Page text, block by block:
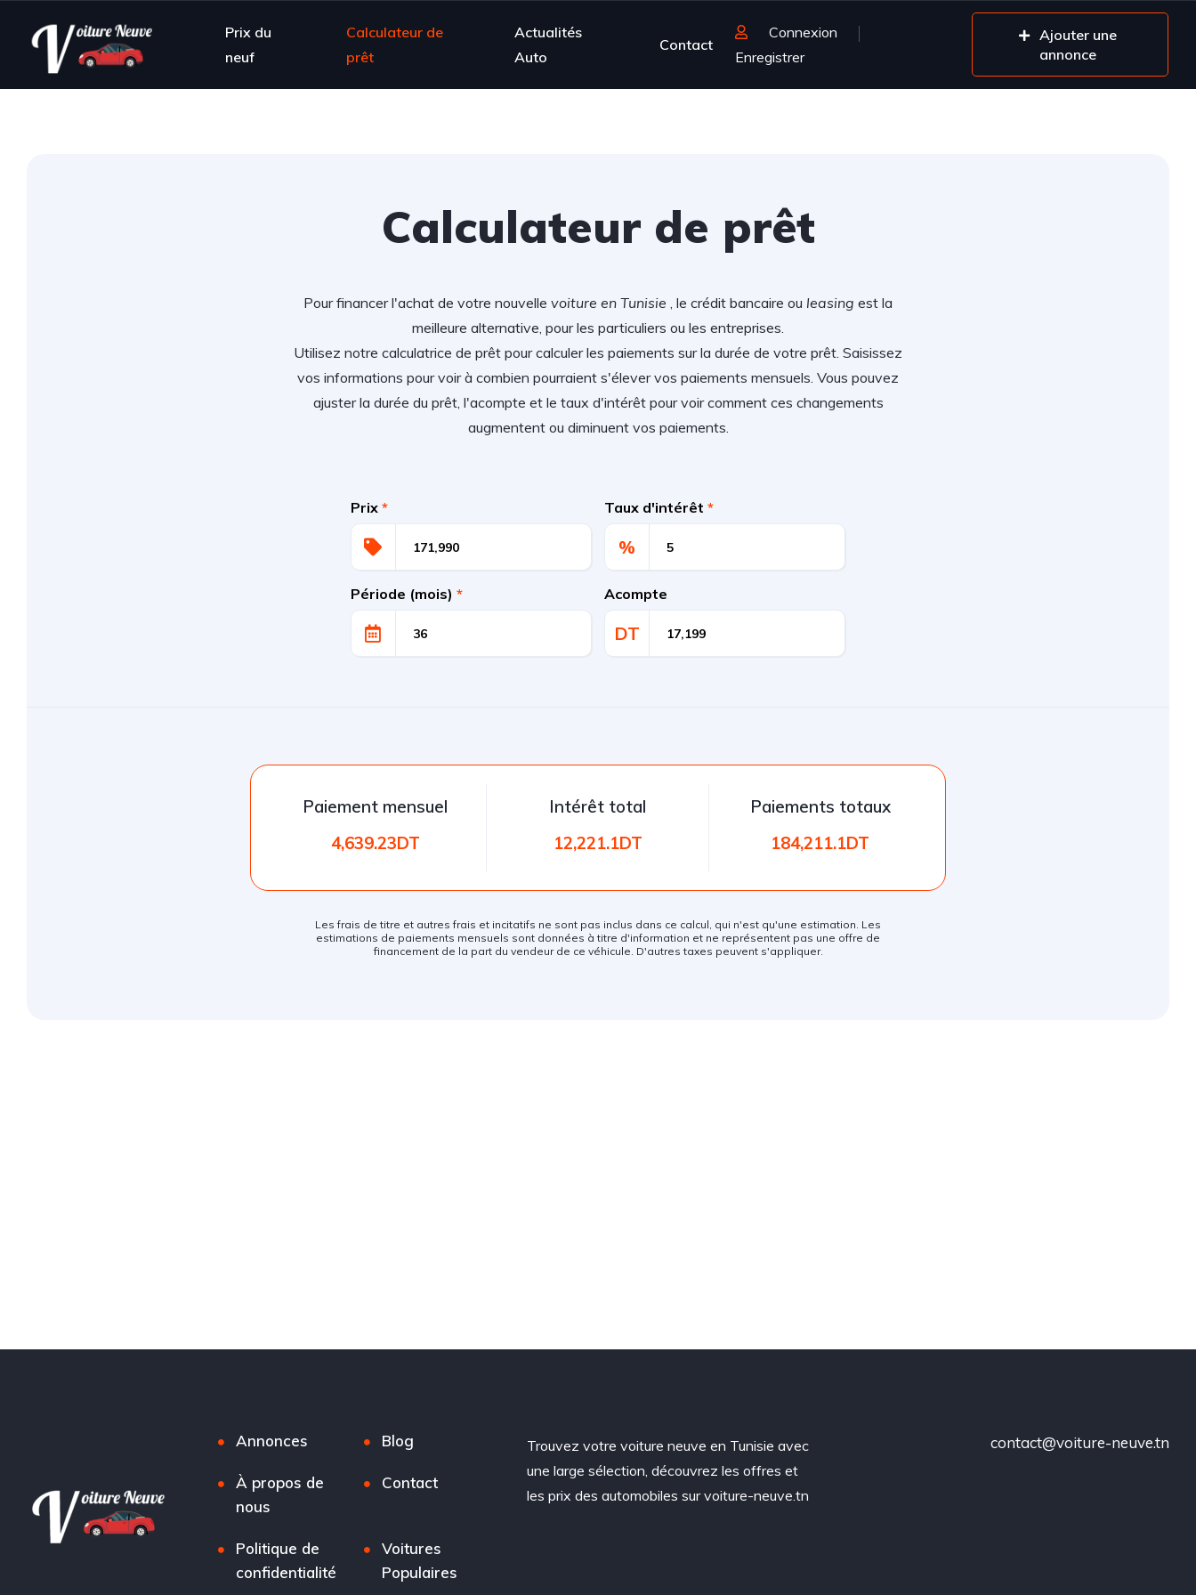
Prix du
neuf
Calculateur de
prêt
Actualités
Auto
Contact
Connexion
Enregistrer
Ajouter une
annonce
Calculateur de prêt
Pour financer l'achat de votre nouvelle voiture en Tunisie , le crédit bancaire ou leasing est la
meilleure alternative, pour les particuliers ou les entreprises.
Utilisez notre calculatrice de prêt pour calculer les paiements sur la durée de votre prêt. Saisissez
vos informations pour voir à combien pourraient s'élever vos paiements mensuels. Vous pouvez
ajuster la durée du prêt, l'acompte et le taux d'intérêt pour voir comment ces changements
augmentent ou diminuent vos paiements.
Prix * Taux d'intérêt *
%
Période (mois) * Acompte
DT
Paiement mensuel
4,639.23DT
Intérêt total
12,221.1DT
Paiements totaux
184,211.1DT
Les frais de titre et autres frais et incitatifs ne sont pas inclus dans ce calcul, qui n'est qu'une estimation. Les
estimations de paiements mensuels sont données à titre d'information et ne représentent pas une offre de
financement de la part du vendeur de ce véhicule. D'autres taxes peuvent s'appliquer.
Annonces Blog
À propos de
nous
Contact
Politique de
confidentialité
Voitures
Populaires
Trouvez votre voiture neuve en Tunisie avec
une large sélection, découvrez les offres et
les prix des automobiles sur voiture-neuve.tn
contact@voiture-neuve.tn